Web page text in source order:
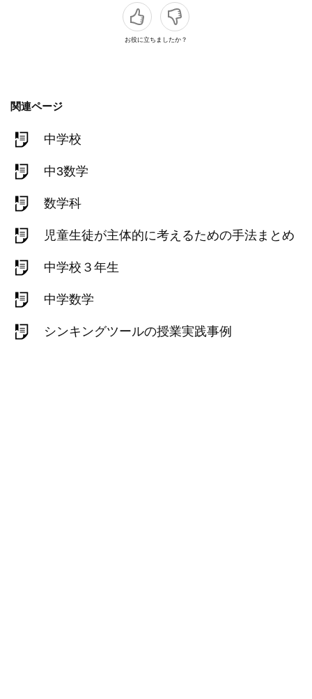
お役に立ちましたか？
関連ページ
中学校
中3数学
数学科
児童生徒が主体的に考えるための手法まとめ
中学校３年生
中学数学
シンキングツールの授業実践事例